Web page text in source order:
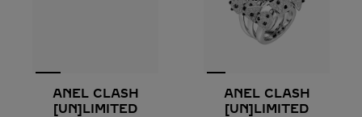
ANEL CLASH
[UN]LIMITED
ANEL CLASH
[UN]LIMITED